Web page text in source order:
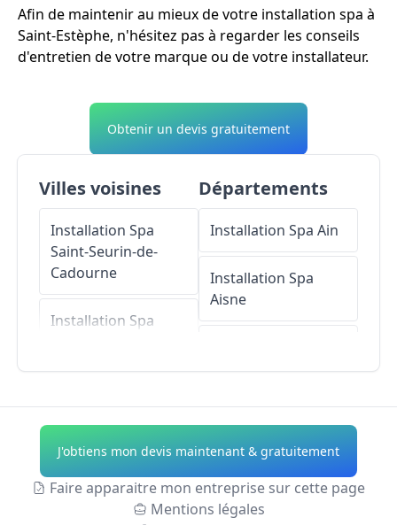
Afin de maintenir au mieux de votre installation spa à
Saint-Estèphe, n'hésitez pas à regarder les conseils
d'entretien de votre marque ou de votre installateur.
Obtenir un devis gratuitement
Villes voisines
Installation Spa
Saint-Seurin-de-
Cadourne
Installation Spa
Ordonnac
Installation Spa
Cissac-Médoc
Départements
Installation Spa Ain
Installation Spa
Aisne
Allier
Provence
Installation Spa
J'obtiens mon devis maintenant & gratuitement
Faire apparaitre mon entreprise sur cette page
Mentions légales